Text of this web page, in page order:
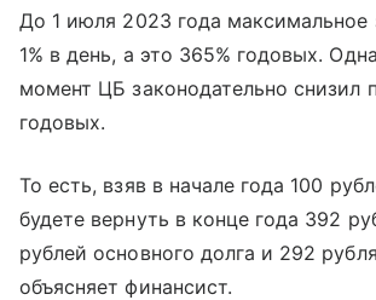
До 1 июля 2023 года максимальное
1% в день, а это 365% годовых.
момент ЦБ законодательно снизил
годовых.
То есть, взяв в начале года 100
будете вернуть в конце года 392
рублей основного долга и 292
объясняет финансист.